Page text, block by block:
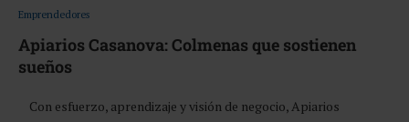
Emprendedores
Apiarios Casanova: Colmenas que sostienen
sueños
Con esfuerzo, aprendizaje y visión de negocio, Apiarios